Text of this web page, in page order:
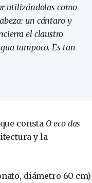
utilizándolas como
un cántaro y
el claustro
tampoco. Es tan
consta O eco das
y la
diámetro 60 cm)